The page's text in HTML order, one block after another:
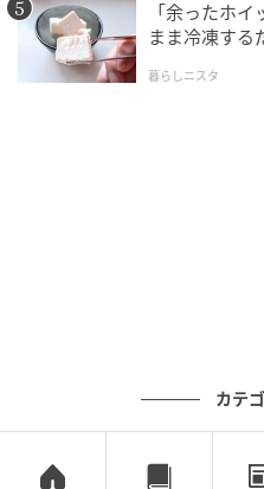
「余ったホ
まま冷凍する
暮らしニスタ
カテ